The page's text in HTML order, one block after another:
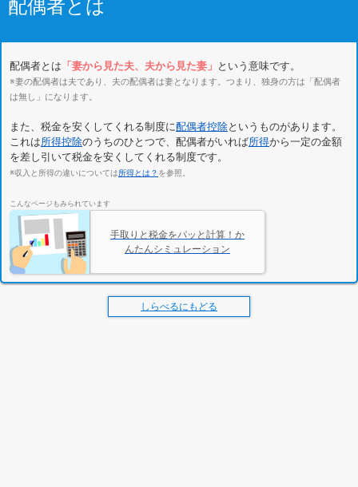
配偶者とは
配偶者とは 「妻から見た夫、夫から見た妻」 という意味です。
※妻の配偶者は夫であり、夫の配偶者は妻となります。つまり、独身の方は「配偶者
は無し」になります。
また、税金を安くしてくれる制度に配偶者控除というものがあります。
これは所得控除のうちのひとつで、配偶者がいれば所得から一定の金額
を差し引いて税金を安くしてくれる制度です。
※収入と所得の違いについては所得とは？ を参照。
こんなページもみられています
手取りと税金をパッと計算！か
んたんシミュレーション
しらべるにもどる